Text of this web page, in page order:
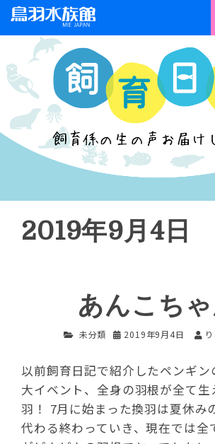
2019年9月4日
あんこち
未分類 2019年9月4日
以前飼育日記で紹介したペンギン
大イベント、全身の羽根が全て生
羽！ 7月に始まった換羽は夏休み
代わる終わっていき、現在では全